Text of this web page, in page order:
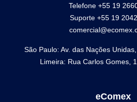
Telefone +55 19
Suporte +55 19
São Paulo: Av. das Nações
Limeira: Rua Carlos Gomes,
eComex